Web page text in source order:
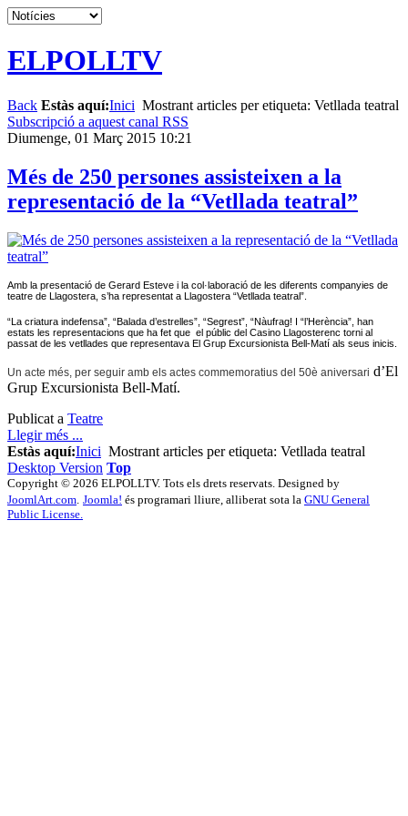
ELPOLLTV
Back Estàs aquí:Inici Mostrant articles per etiqueta: Vetllada teatral
Subscripció a aquest canal RSS
Diumenge, 01 Març 2015 10:21
Més de 250 persones assisteixen a la
representació de la “Vetllada teatral”
Amb la presentació de Gerard Esteve i la col·laboració de les diferents companyies de
teatre de Llagostera, s’ha representat a Llagostera “Vetllada teatral”.
“La criatura indefensa”, “Balada d’estrelles”, “Segrest”, “Nàufrag! I “l’Herència”, han
estats les representacions que ha fet que el públic del Casino Llagosterenc torni al
passat de les vetllades que representava El Grup Excursionista Bell-Matí als seus inicis.
Un acte més, per seguir amb els actes commemoratius del 50è aniversari d’El
Grup Excursionista Bell-Matí.
Publicat a Teatre
Llegir més ...
Estàs aquí:Inici Mostrant articles per etiqueta: Vetllada teatral
Desktop Version Top
Copyright © 2026 ELPOLLTV. Tots els drets reservats. Designed by
JoomlArt.com Joomla! és programari lliure, alliberat sota la GNU General
Public License.